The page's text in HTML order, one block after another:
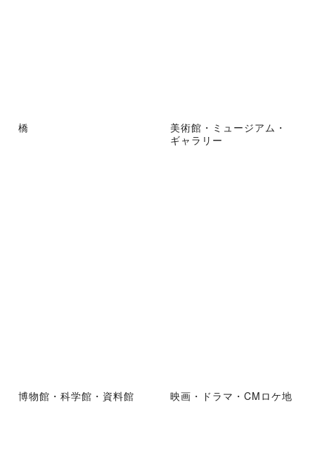
橋
美術館・ミュージアム・
ギャラリー
博物館・科学館・資料館 映画・ドラマ・CMロケ地